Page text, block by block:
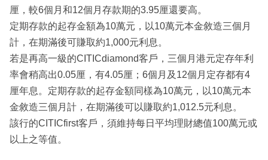
厘，較6個月和12個月存款期的3.95厘還要高。
定期存款的起存金額為10萬元，以10萬元本金敘造三個月
計，在期滿後可賺取約1,000元利息。
若是再高一級的CITICdiamond客戶，三個月港元定存年利
率會稍高出0.05厘，有4.05厘；6個月及12個月定存都有4
厘年息。定期存款的起存金額同樣為10萬元，以10萬元本
金敘造三個月計，在期滿後可以賺取約1,012.5元利息。
該行的CITICfirst客戶，須維持每日平均理財總值100萬元或
以上之等值。